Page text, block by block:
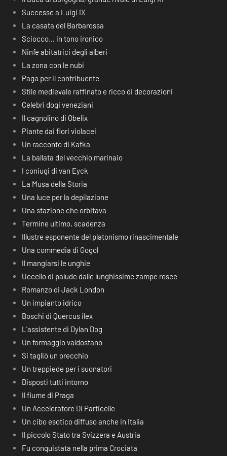
Successe a Luigi IX
La casata del Barbarossa
Sciocco… in tono ironico
Ninfe abitatrici degli alberi
La zona con le nubi
Paga per il contribuente
Stile medievale raffinato e ricco di decorazioni
Celebri dogi veneziani
Il cagnolino di Obelix
Piante dai fiori violacei
Un racconto di Kafka
La ballata del vecchio marinaio
I coniugi di van Eyck
La Musa della Storia
Una luce per la depilazione
Una stazione che orbitava
Termine ultimo, scadenza
Illustre esponente del platonismo rinascimentale
Una commedia di Gogol
Il mangiarsi le unghie
Uccello di palude dalle lunghissime zampe rosee
Romanzo di Jack London
Un impianto idrico
Boschi di Quercus ilex
L’assistente di Dylan Dog
Un formaggio valdostano
Si tagliò un orecchio
Un treppiede per i suonatori
Disposti tutti intorno
Il fiume di Praga
Un Acceleratore Di Particelle
Un cibo esotico diffuso anche in Italia
Il piccolo Stato tra Svizzera e Austria
Fu conquistata nella prima Crociata